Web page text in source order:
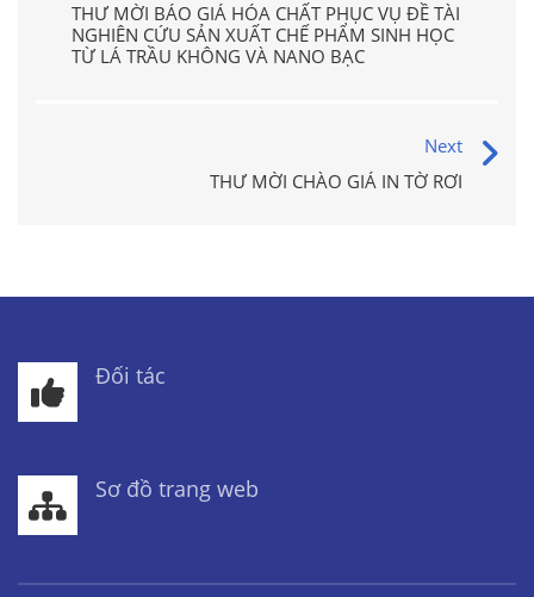
THƯ MỜI BÁO GIÁ HÓA CHẤT PHỤC VỤ ĐỀ TÀI
NGHIÊN CỨU SẢN XUẤT CHẾ PHẨM SINH HỌC
TỪ LÁ TRẦU KHÔNG VÀ NANO BẠC
Next
THƯ MỜI CHÀO GIÁ IN TỜ RƠI
Đối tác
Sơ đồ trang web